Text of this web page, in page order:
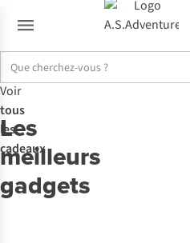
Les
meilleurs
gadgets
Voir
tous
les
cadeaux